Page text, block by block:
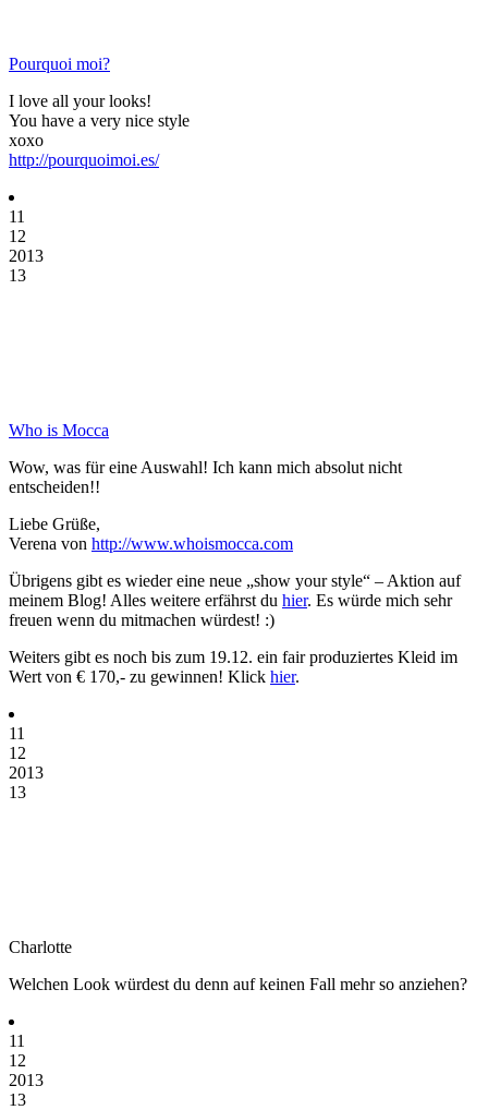
Pourquoi moi?
I love all your looks!
You have a very nice style
xoxo
http://pourquoimoi.es/
11
12
2013
13
Who is Mocca
Wow, was für eine Auswahl! Ich kann mich absolut nicht
entscheiden!!
Liebe Grüße,
Verena von http://www.whoismocca.com
Übrigens gibt es wieder eine neue „show your style“ – Aktion auf
meinem Blog! Alles weitere erfährst du hier. Es würde mich sehr
freuen wenn du mitmachen würdest! :)
Weiters gibt es noch bis zum 19.12. ein fair produziertes Kleid im
Wert von € 170,- zu gewinnen! Klick hier.
11
12
2013
13
Charlotte
Welchen Look würdest du denn auf keinen Fall mehr so anziehen?
11
12
2013
13